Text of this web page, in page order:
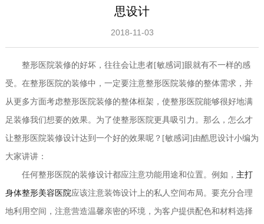
思设计
2018-11-03
整形医院装修的好坏，往往会让患者[敏感词]眼就有不一样的感
受。在整形医院的装修中，一定要注意整形医院装修的整体需求，并
从更多方面考虑整形医院装修的整体框架，使整形医院能够很好地满
足装修我们想要的效果。为了使整形医院更具吸引力。那么，怎么才
让整形医院装修设计达到一个好的效果呢？[敏感词]由酷思设计小编为
大家讲讲：
任何整形医院的装修设计都应注意功能用途和位置。例如， 主打
身体整形美容医院应该注意装饰设计上的私人空间布局。要充分合理
地利用空间，注意营造温馨亲密的环境，为客户提供配色和材料选择